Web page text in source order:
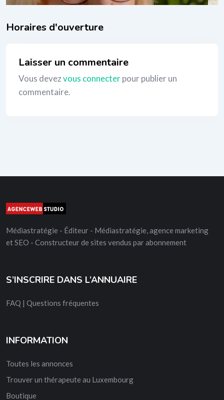
_
Laisser un commentaire
Vous devezvous connecterpour publier un
commentaire.
Médiastratégie - Éditeur - Médiastratégie, agence marketing
et SEO - Constructeur de sites vendus par abonnement
S’INSCRIRE DANS L’ANNUAIRE
FAQ | Questions fréquentes
INFORMATION
Toutes les annonces
Trouver un thérapeute au Luxembourg
Boutique